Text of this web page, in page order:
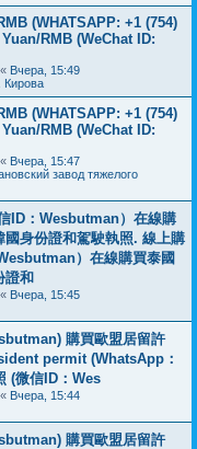
(WHATSAPP: +1 (754)
RMB (WeChat ID:
« Вчера, 15:49
(WHATSAPP: +1 (754)
RMB (WeChat ID:
« Вчера, 15:47
завод тяжелого
ID：Wesbutman）在線購
身份證和駕駛執照. 線上購
）在線購買泰國
證和
« Вчера, 15:45
購買歐盟居留許
permit (WhatsApp：
(微信ID：Wes
« Вчера, 15:44
購買歐盟居留許